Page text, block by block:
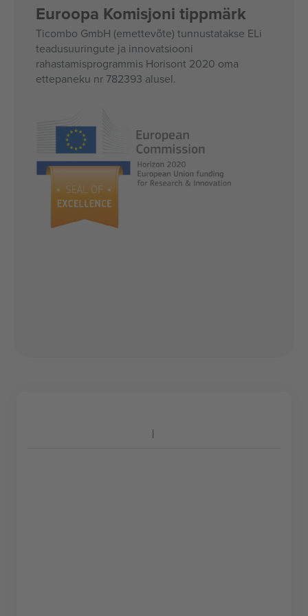
Euroopa Komisjoni tippmärk
Ticombo GmbH (emettevõte) tunnustatakse ELi
teadusuuringute ja innovatsiooni
rahastamisprogrammis Horisont 2020 oma
ettepaneku nr 782393 alusel.